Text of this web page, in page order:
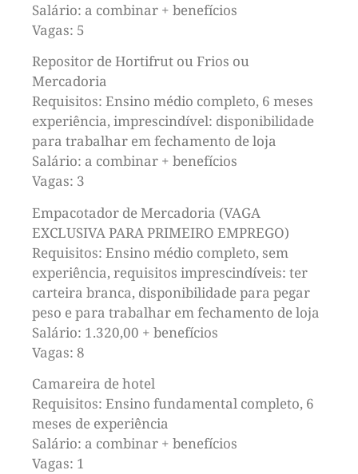
Salário: a combinar + benefícios
Vagas: 5
Repositor de Hortifrut ou Frios ou
Mercadoria
Requisitos: Ensino médio completo, 6 meses
experiência, imprescindível: disponibilidade
para trabalhar em fechamento de loja
Salário: a combinar + benefícios
Vagas: 3
Empacotador de Mercadoria (VAGA
EXCLUSIVA PARA PRIMEIRO EMPREGO)
Requisitos: Ensino médio completo, sem
experiência, requisitos imprescindíveis: ter
carteira branca, disponibilidade para pegar
peso e para trabalhar em fechamento de loja
Salário: 1.320,00 + benefícios
Vagas: 8
Camareira de hotel
Requisitos: Ensino fundamental completo, 6
meses de experiência
Salário: a combinar + benefícios
Vagas: 1